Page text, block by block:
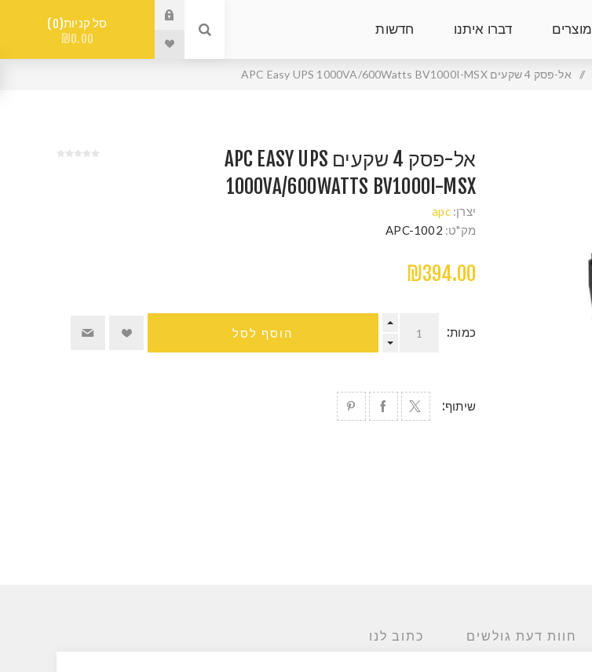
מוצרים דברו איתנו חדשות סל קניות 0
₪0.00
/ אל-פסק 4 שקעים APC Easy UPS 1000VA/600Watts BV1000I-MSX
אל-פסק 4 שקעים APC EASY UPS
1000VA/600WATTS BV1000I-MSX
יצרן: apc
מק"ט: APC-1002
₪394.00
כמות: הוסף לסל
שיתוף:
חוות דעת גולשים כתוב לנו